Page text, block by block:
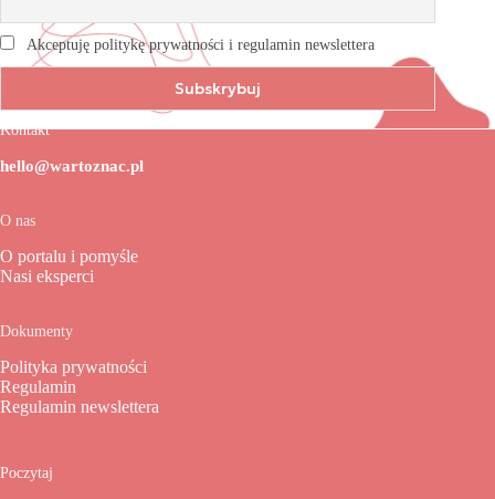
Akceptuję politykę prywatności i regulamin newslettera
Kontakt
hello@wartoznac.pl
O nas
O portalu i pomyśle
Nasi eksperci
Dokumenty
Polityka prywatności
Regulamin
Regulamin newslettera
Poczytaj